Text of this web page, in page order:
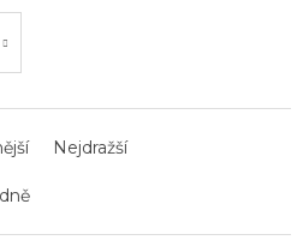
Nejdražší